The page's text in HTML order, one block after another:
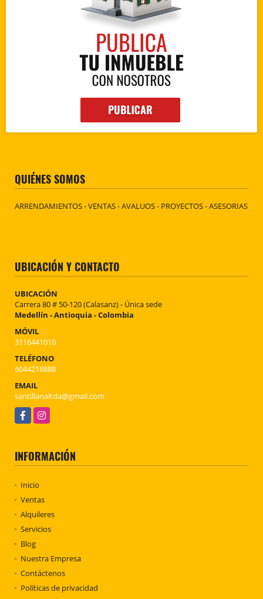
QUIÉNES SOMOS
ARRENDAMIENTOS - VENTAS - AVALUOS - PROYECTOS - ASESORIAS
UBICACIÓN Y CONTACTO
UBICACIÓN
Carrera 80 # 50-120 (Calasanz) - Única sede
Medellín - Antioquia - Colombia
MÓVIL
3116441010
TELÉFONO
6044218888
EMAIL
santillanaltda@gmail.com
FacebookInstagram
INFORMACIÓN
Inicio
Ventas
Alquileres
Servicios
Blog
Nuestra Empresa
Contáctenos
Políticas de privacidad